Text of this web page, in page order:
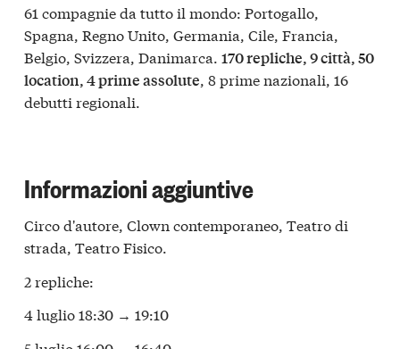
61 compagnie da tutto il mondo: Portogallo,
Spagna, Regno Unito, Germania, Cile, Francia,
Belgio, Svizzera, Danimarca. 170 repliche, 9 città, 50
location, 4 prime assolute, 8 prime nazionali, 16
debutti regionali.
Informazioni aggiuntive
Circo d'autore, Clown contemporaneo, Teatro di
strada, Teatro Fisico.
2 repliche:
4 luglio 18:30 → 19:10